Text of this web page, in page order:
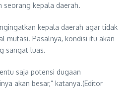
seorang kepala daerah.
kepala daerah agar tidak
mutasi. Pasalnya, kondisi itu akan
sangat luas.
saja potensi dugaan
akan besar,” katanya.(Editor